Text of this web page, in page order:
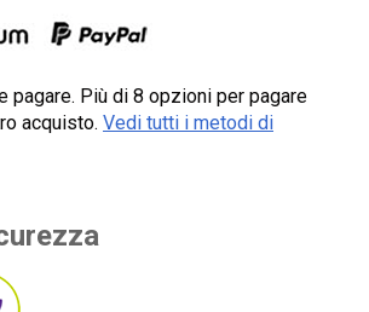
pagare. Più di 8 opzioni per pagare
acquisto. Vedi tutti i metodi di